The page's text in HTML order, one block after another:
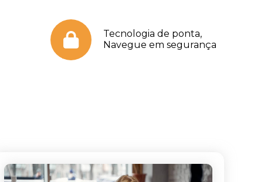
Tecnologia de ponta,
Navegue em segurança